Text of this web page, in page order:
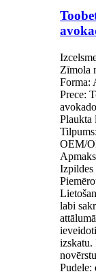
Zīmola
Forma:
Prece:
Plaukta
OEM/
Izpildes
labi
izskatu.
Pudele: